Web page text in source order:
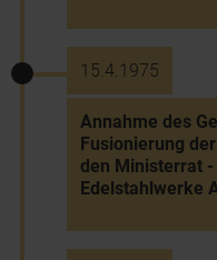
15.4.1975
Annahme des
Fusionierung
den Ministerrat
Edelstahlwerke